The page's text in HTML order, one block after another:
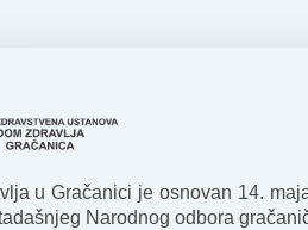
u Gračanici je osnovan 14.
Narodnog odbora